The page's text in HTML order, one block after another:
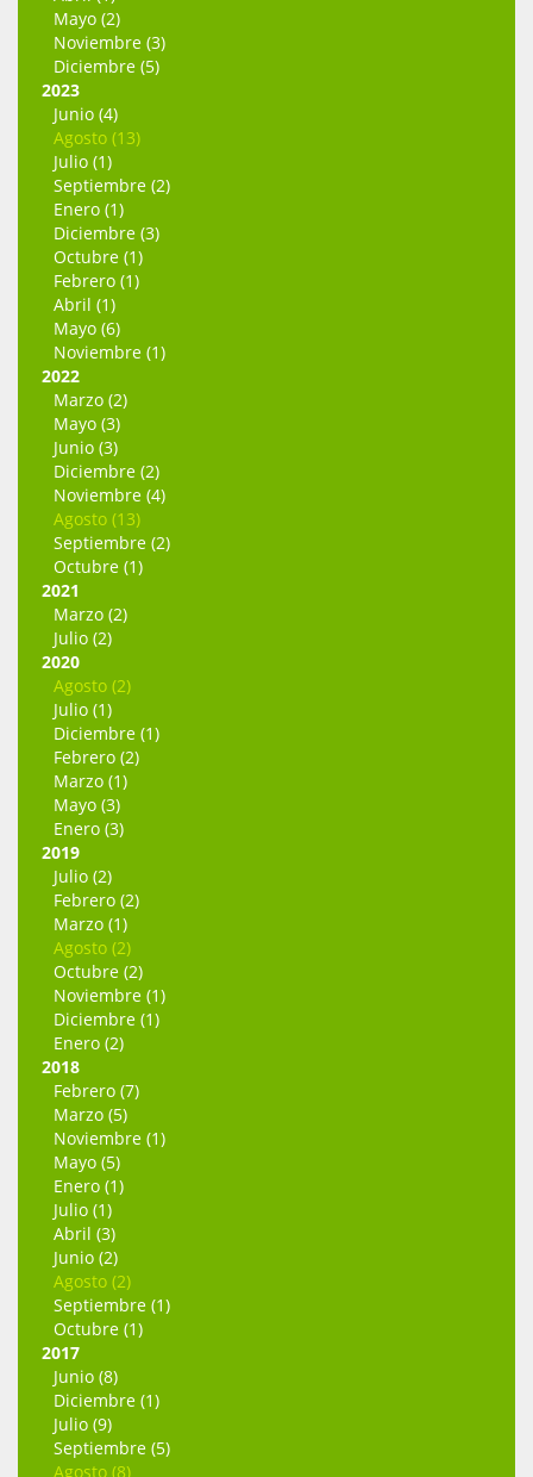
Mayo (2)
Noviembre (3)
Diciembre (5)
2023
Junio (4)
Agosto (13)
Julio (1)
Septiembre (2)
Enero (1)
Diciembre (3)
Octubre (1)
Febrero (1)
Abril (1)
Mayo (6)
Noviembre (1)
2022
Marzo (2)
Mayo (3)
Junio (3)
Diciembre (2)
Noviembre (4)
Agosto (13)
Septiembre (2)
Octubre (1)
2021
Marzo (2)
Julio (2)
2020
Agosto (2)
Julio (1)
Diciembre (1)
Febrero (2)
Marzo (1)
Mayo (3)
Enero (3)
2019
Julio (2)
Febrero (2)
Marzo (1)
Agosto (2)
Octubre (2)
Noviembre (1)
Diciembre (1)
Enero (2)
2018
Febrero (7)
Marzo (5)
Noviembre (1)
Mayo (5)
Enero (1)
Julio (1)
Abril (3)
Junio (2)
Agosto (2)
Septiembre (1)
Octubre (1)
2017
Junio (8)
Diciembre (1)
Julio (9)
Septiembre (5)
Agosto (8)